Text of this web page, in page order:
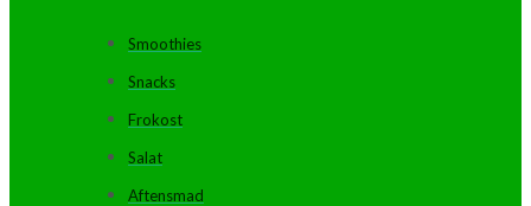
Smoothies
Snacks
Frokost
Salat
Aftensmad